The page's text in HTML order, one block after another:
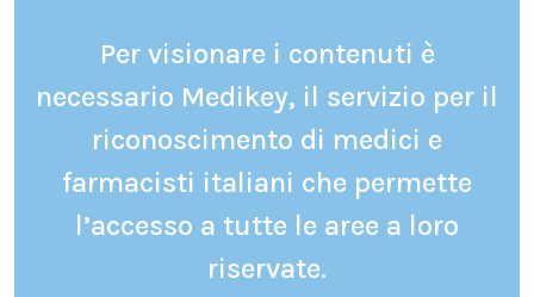
Per visionare i contenuti è
necessario Medikey, il servizio per il
riconoscimento di medici e
farmacisti italiani che permette
l’accesso a tutte le aree a loro
riservate.